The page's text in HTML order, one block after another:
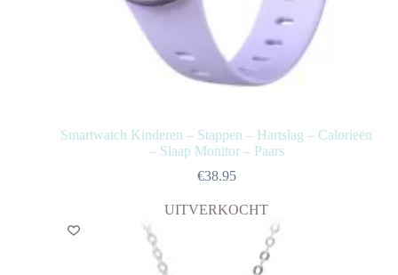
Smartwatch Kinderen – Stappen – Hartslag – Calorieën
– Slaap Monitor – Paars
€38.95
UITVERKOCHT